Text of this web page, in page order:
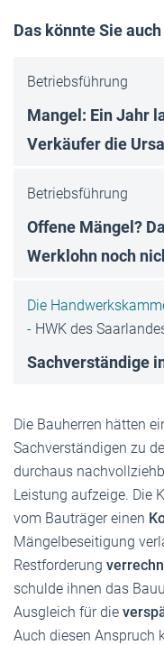
Das könnte Sie
Betriebsführung
Mangel: Ein Jahr
Verkäufer die
Betriebsführung
Offene Mängel?
Werklohn noch
Die
- HWK des
Sachverständige
Die Bauherren hätten
Sachverständigen zu
durchaus
Leistung aufzeige. Die
vom Bauträger einen
Mängelbeseitigung
Restforderung
schulde ihnen das
Ausgleich für die
Auch diesen Anspruch